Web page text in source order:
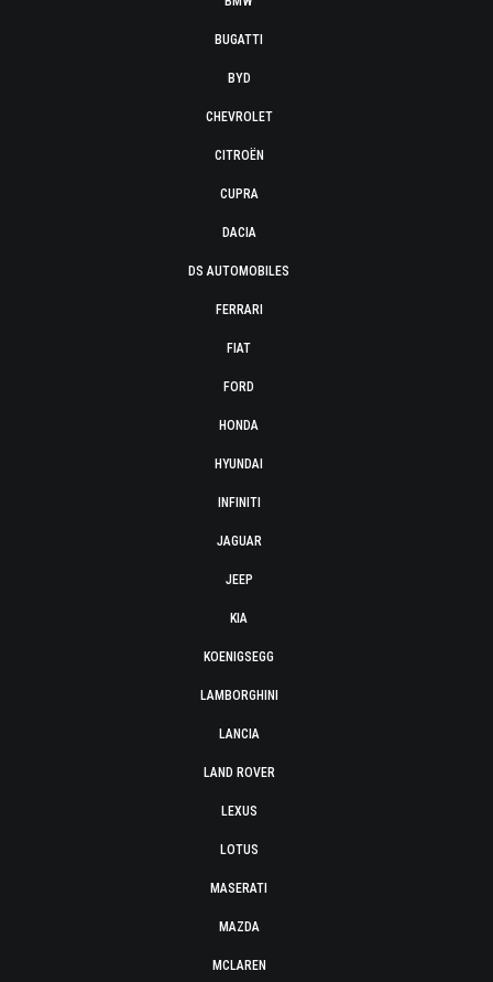
BUGATTI
BYD
CHEVROLET
CITROËN
CUPRA
DACIA
DS AUTOMOBILES
FERRARI
FIAT
FORD
HONDA
HYUNDAI
INFINITI
JAGUAR
JEEP
KIA
KOENIGSEGG
LAMBORGHINI
LANCIA
LAND ROVER
LEXUS
LOTUS
MASERATI
MAZDA
MCLAREN